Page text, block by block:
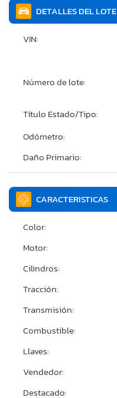
DETALLES DEL LOTE
VIN:
Número de lote:
Título Estado/Tipo:
Odómetro:
Daño Primario:
CARACTERISTICAS
Color:
Motor:
Cilindros:
Tracción:
Transmisión:
Combustible:
Llaves:
Vendedor:
Destacado: